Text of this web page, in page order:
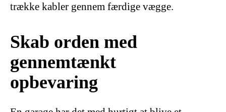
trække kabler gennem færdige vægge.
Skab orden med
gennemtænkt
opbevaring